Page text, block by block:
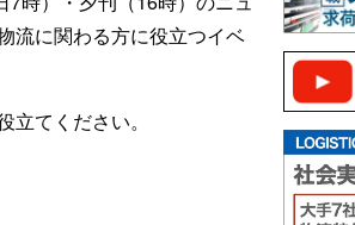
流に関わる方に役立つイベ
てください。